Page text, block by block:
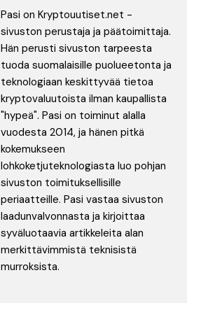
Pasi on Kryptouutiset.net -
sivuston perustaja ja päätoimittaja.
Hän perusti sivuston tarpeesta
tuoda suomalaisille puolueetonta ja
teknologiaan keskittyvää tietoa
kryptovaluutoista ilman kaupallista
"hypeä". Pasi on toiminut alalla
vuodesta 2014, ja hänen pitkä
kokemukseen
lohkoketjuteknologiasta luo pohjan
sivuston toimituksellisille
periaatteille. Pasi vastaa sivuston
laadunvalvonnasta ja kirjoittaa
syväluotaavia artikkeleita alan
merkittävimmistä teknisistä
murroksista.